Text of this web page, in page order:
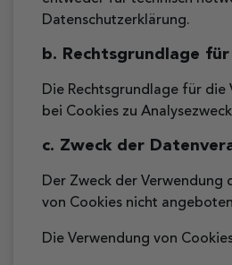
Datenschutzerklärung.
b. Rechtsgrundlage
Die Rechtsgrundlage für
bei Cookies zu
c. Zweck der
Der Zweck der Verwendung
von Cookies nicht
Die Verwendung von